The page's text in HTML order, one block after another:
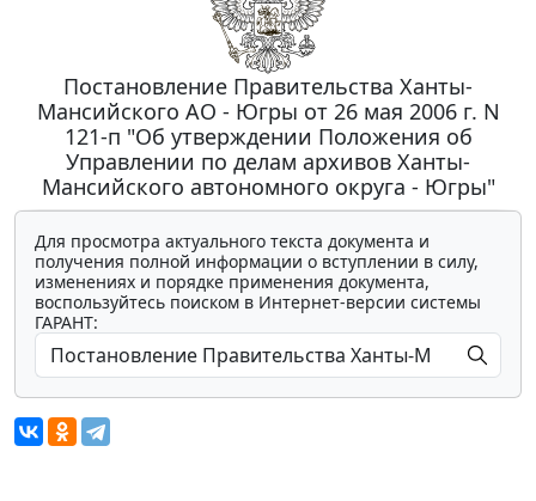
Постановление Правительства Ханты-
Мансийского АО - Югры от 26 мая 2006 г. N
121-п "Об утверждении Положения об
Управлении по делам архивов Ханты-
Мансийского автономного округа - Югры"
Для просмотра актуального текста документа и
получения полной информации о вступлении в силу,
изменениях и порядке применения документа,
воспользуйтесь поиском в Интернет-версии системы
ГАРАНТ: